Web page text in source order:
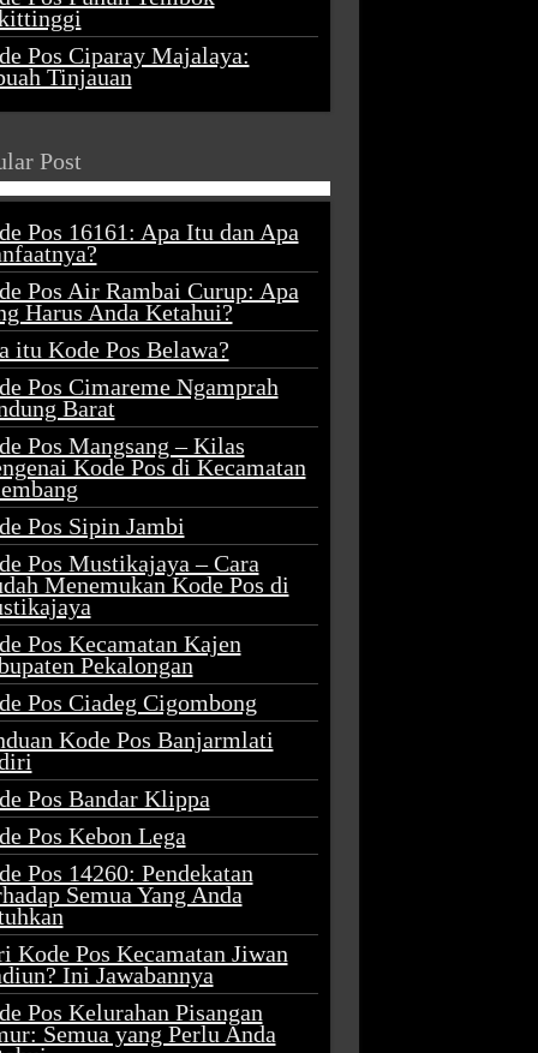
Pos Ciparay Majalaya:
Tinjauan
Post
Pos 16161: Apa Itu dan Apa
Pos Air Rambai Curup: Apa
Harus Anda Ketahui?
itu Kode Pos Belawa?
Pos Cimareme Ngamprah
Barat
Pos Mangsang – Kilas
Kode Pos di Kecamatan
Pos Sipin Jambi
Pos Mustikajaya – Cara
Menemukan Kode Pos di
Pos Kecamatan Kajen
Pekalongan
Pos Ciadeg Cigombong
Kode Pos Banjarmlati
Pos Bandar Klippa
Pos Kebon Lega
Pos 14260: Pendekatan
Semua Yang Anda
Kode Pos Kecamatan Jiwan
Ini Jawabannya
Pos Kelurahan Pisangan
Semua yang Perlu Anda